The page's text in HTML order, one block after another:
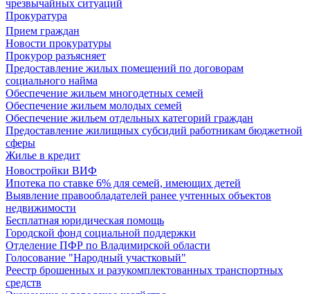
чрезвычайных ситуаций
Прокуратура
Прием граждан
Новости прокуратуры
Прокурор разъясняет
Предоставление жилых помещений по договорам
социального найма
Обеспечение жильем многодетных семей
Обеспечение жильем молодых семей
Обеспечение жильем отдельных категорий граждан
Предоставление жилищных субсидий работникам бюджетной
сферы
Жилье в кредит
Новостройки ВИФ
Ипотека по ставке 6% для семей, имеющих детей
Выявление правообладателей ранее учтенных объектов
недвижимости
Бесплатная юридическая помощь
Городской фонд социальной поддержки
Отделение ПФР по Владимирской области
Голосование "Народный участковый"
Реестр брошенных и разукомплектованных транспортных
средств